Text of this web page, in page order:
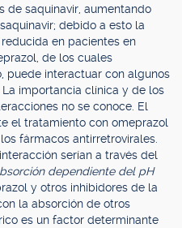
de saquinavir, aumentando
debido a esto la
en pacientes en
de los cuales
puede interactuar con algunos
importancia clínica y de los
no se conoce. El
el tratamiento con omeprazol
fármacos antirretrovirales.
serían a través del
dependiente del pH
y otros inhibidores de la
la absorción de otros
es un factor determinante